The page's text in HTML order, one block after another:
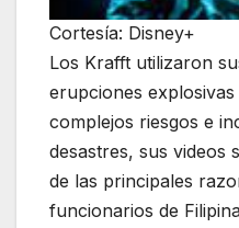
Cortesía: Disney+
Los Krafft utilizaron
erupciones
complejos riesgos e
desastres, sus videos
de las principales
funcionarios de